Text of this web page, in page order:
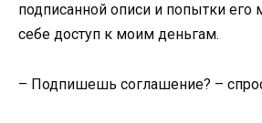
подписанной описи и попытки его
себе доступ к моим деньгам.
– Подпишешь соглашение? –